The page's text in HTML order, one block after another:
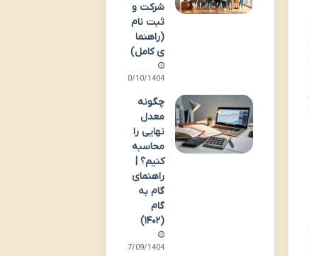
شرکت و
ثبت نام
(راهنما
ی کامل)
10/10/1404
چگونه
معدل
نهایی را
محاسبه
کنیم؟ |
راهنمای
گام به
گام
(۱۴۰۲)
17/09/1404